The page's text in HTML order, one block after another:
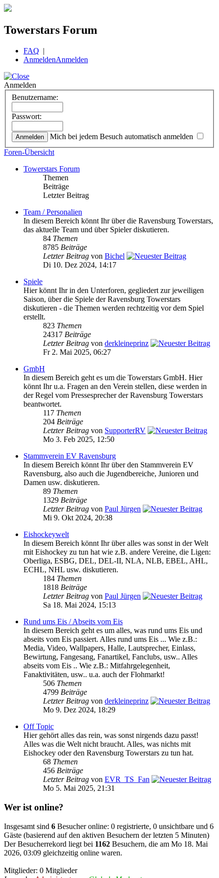
Towerstars Forum
FAQ |
AnmeldenAnmelden
Anmelden
Benutzername:
Passwort:
Mich bei jedem Besuch automatisch anmelden
Foren-Übersicht
Towerstars Forum
Themen
Beiträge
Letzter Beitrag
Team / Personalien
In diesem Bereich könnt Ihr über die Ravensburg Towerstars,
das aktuelle Team und über Spieler diskutieren.
84 Themen
8785 Beiträge
Letzter Beitrag von Bichel
Di 10. Dez 2024, 14:17
Spiele
Hier könnt Ihr in den Unterforen, gegliedert zur jeweiligen
Saison, über die Spiele der Ravensburg Towerstars
diskutieren - die Themen werden rechtzeitig vor dem Spiel
erstellt.
823 Themen
24317 Beiträge
Letzter Beitrag von derkleineprinz
Fr 2. Mai 2025, 06:27
GmbH
In diesem Bereich geht es um die Towerstars GmbH. Hier
könnt Ihr u.a. Fragen an den Verein stellen, diese werden in
der Regel vom Pressesprecher der Ravensburg Towerstars
beantwortet.
117 Themen
204 Beiträge
Letzter Beitrag von SupporterRV
Mo 3. Feb 2025, 12:50
Stammverein EV Ravensburg
In diesem Bereich könnt Ihr über den Stammverein EV
Ravensburg, also auch die Jugendbereiche, Junioren und
Damen usw. diskutieren.
89 Themen
1329 Beiträge
Letzter Beitrag von Paul Jürgen
Mi 9. Okt 2024, 20:38
Eishockeywelt
In diesem Bereich könnt Ihr über alles was sonst in der Welt
mit Eishockey zu tun hat wie z.B. andere Vereine, die Ligen:
Oberliga, ESBG, DEL, DEL-II, NLA, NLB, EBEL, AHL,
ECHL, NHL usw. diskutieren.
184 Themen
1818 Beiträge
Letzter Beitrag von Paul Jürgen
Sa 18. Mai 2024, 15:13
Rund ums Eis / Abseits vom Eis
In diesem Bereich geht es um alles, was rund ums Eis und
abseits vom Eis passiert. Alles rund ums Eis ... Wie z.B.:
Media, Video, Wallpapers, Halle, Lautsprecher, Einlass,
Bewirtung, Fangesang, Fanartikel, Fanclubs, usw.. Alles
abseits vom Eis .. Wie z.B.: Mitfahrgelegenheit,
Fanaktivitäten, usw.. u.a. auch der Flohmarkt!
506 Themen
4799 Beiträge
Letzter Beitrag von derkleineprinz
Mo 9. Dez 2024, 18:29
Off Topic
Hier gehört alles das rein, was sonst nirgends dazu passt!
Alles was die Welt nicht braucht. Alles, was nichts mit
Eishockey oder den Ravensburg Towerstars zu tun hat.
68 Themen
456 Beiträge
Letzter Beitrag von EVR_TS_Fan
Mo 5. Mai 2025, 21:31
Wer ist online?
Insgesamt sind 6 Besucher online: 0 registrierte, 0 unsichtbare und 6
Gäste (basierend auf den aktiven Besuchern der letzten 5 Minuten)
Der Besucherrekord liegt bei 1162 Besuchern, die am Mo 18. Mai
2026, 03:09 gleichzeitig online waren.
Mitglieder: 0 Mitglieder